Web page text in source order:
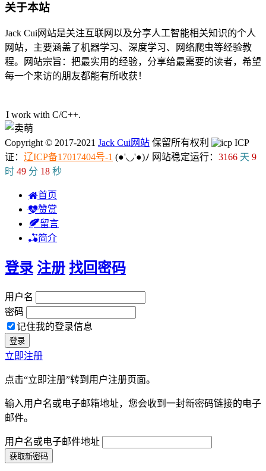
关于本站
Jack Cui网站是关注互联网以及分享人工智能相关知识的个人
网站，主要涵盖了机器学习、深度学习、网络爬虫等经验教
程。网站宗旨：把最实用的经验，分享给最需要的读者，希望
每一个来访的朋友都能有所收获！
I work with C/C++.
Copyright © 2017-2021 Jack Cui网站 保留所有权利
ICP
证： 辽ICP备17017404号-1 (●'◡'●)ﾉ 网站稳定运行： 3166 天 9
时 49 分 18 秒
首页
赞赏
留言
简介
登录 注册 找回密码
用户名
密码
记住我的登录信息
立即注册
点击“立即注册”转到用户注册页面。
输入用户名或电子邮箱地址，您会收到一封新密码链接的电子
邮件。
用户名或电子邮件地址